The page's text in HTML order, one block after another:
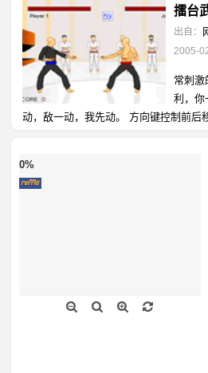
擂台
出自：
2005-
常刺
利，你
动，敌一动，我先动。 方向键控制前后
0%